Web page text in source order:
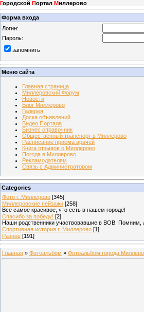
Городской Портал Миллерово
Форма входа
Логин:
Пароль:
запомнить
Меню сайта
Главная страница
Миллеровский Форум
Новости
Блог Миллерово
Галерея
Доска объявлений
Видео Портала
Бизнес справочник
Общественный транспорт в Миллерово
Расписание приема врачей
Книга отзывов о Миллерово
Погода в Миллерово
Рекламодателям
Связь с Администратором
Categories
Фото г. Миллерово [345]
Миллеровские пейзажи [258]
Все самое красивое, что есть в нашем городе!
Спасибо за победу! [2]
Наши родственники участвовавшие в ВОВ. Помним,
Спортивная история г. Миллерово [1]
Разное [191]
Главная » Фотоальбом » Фотоальбом города